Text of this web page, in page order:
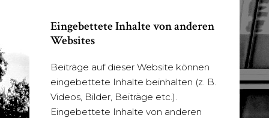
Eingebettete Inhalte von anderen
Websites
Beiträge auf dieser Website können
eingebettete Inhalte beinhalten (z. B.
Videos, Bilder, Beiträge etc.).
Eingebettete Inhalte von anderen